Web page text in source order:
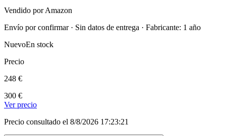
Vendido por Amazon
Envío por confirmar · Sin datos de entrega · Fabricante: 1 año
NuevoEn stock
Precio
248 €
300 €
Ver precio
Precio consultado el 8/8/2026 17:23:21